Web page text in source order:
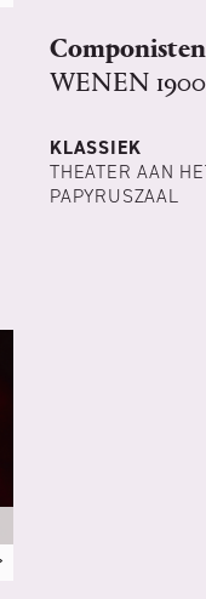
WENEN 1900
KLASSIEK
THEATER AAN
PAPYRUSZAAL